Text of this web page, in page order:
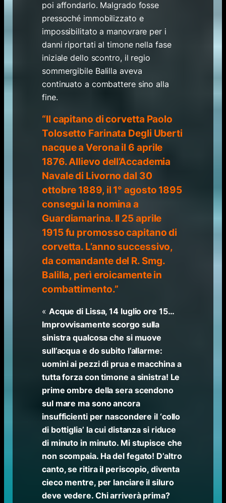
poi affondarlo. Malgrado fosse
pressoché immobilizzato e
impossibilitato a manovrare per i
danni riportati al timone nella fase
iniziale dello scontro, il regio
sommergibile Balilla aveva
continuato a combattere sino alla
fine.
“Il capitano di corvetta Paolo
Tolosetto Farinata Degli Uberti
nacque a Verona il 6 aprile
1876. Allievo dell’Accademia
Navale di Livorno dal 30
ottobre 1889, il 1° agosto 1895
conseguì la nomina a
Guardiamarina. Il 25 aprile
1915 fu promosso capitano di
corvetta. L’anno successivo,
da comandante del R. Smg.
Balilla, perì eroicamente in
combattimento.”
« Acque di Lissa, 14 luglio ore 15…
Improvvisamente scorgo sulla
sinistra qualcosa che si muove
sull’acqua e do subito l’allarme:
uomini ai pezzi di prua e macchina a
tutta forza con timone a sinistra! Le
prime ombre della sera scendono
sul mare ma sono ancora
insufficienti per nascondere il ‘collo
di bottiglia’ la cui distanza si riduce
di minuto in minuto. Mi stupisce che
non scompaia. Ha del fegato! D’altro
canto, se ritira il periscopio, diventa
cieco mentre, per lanciare il siluro
deve vedere. Chi arriverà prima?